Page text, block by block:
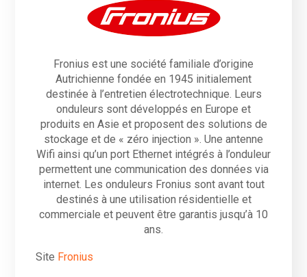
Fronius est une société familiale d’origine
Autrichienne fondée en 1945 initialement
destinée à l’entretien électrotechnique. Leurs
onduleurs sont développés en Europe et
produits en Asie et proposent des solutions de
stockage et de « zéro injection ». Une antenne
Wifi ainsi qu’un port Ethernet intégrés à l’onduleur
permettent une communication des données via
internet. Les onduleurs Fronius sont avant tout
destinés à une utilisation résidentielle et
commerciale et peuvent être garantis jusqu’à 10
ans.
Site Fronius